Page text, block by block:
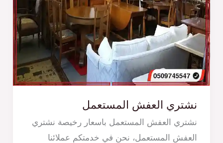
نشتري العفش المستعمل
نشتري العفش المستعمل باسعار رخيصة نشتري
العفش المستعمل، نحن في خدمتكم عملائنا